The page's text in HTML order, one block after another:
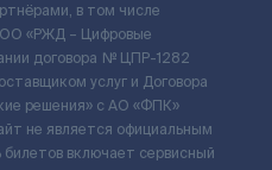
в том числе
«РЖД – Цифровые
договора № ЦПР-1282
услуг и Договора
решения» c АО «ФПК»
не является официальным
включает сервисный